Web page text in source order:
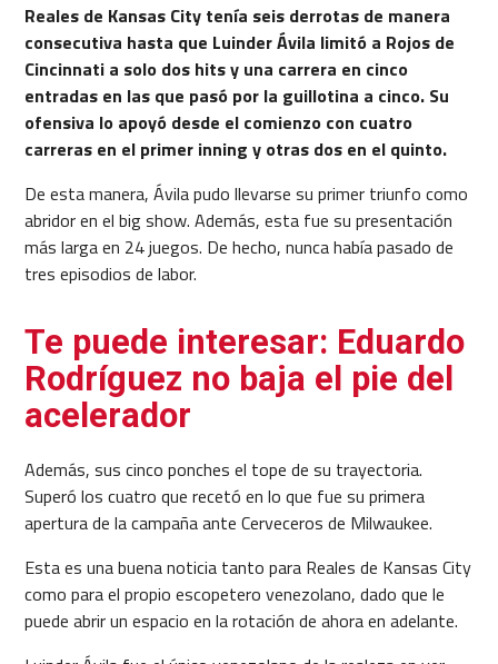
Reales de Kansas City tenía seis derrotas de manera
consecutiva hasta que Luinder Ávila limitó a Rojos de
Cincinnati a solo dos hits y una carrera en cinco
entradas en las que pasó por la guillotina a cinco. Su
ofensiva lo apoyó desde el comienzo con cuatro
carreras en el primer inning y otras dos en el quinto.
De esta manera, Ávila pudo llevarse su primer triunfo como
abridor en el big show. Además, esta fue su presentación
más larga en 24 juegos. De hecho, nunca había pasado de
tres episodios de labor.
Te puede interesar: Eduardo
Rodríguez no baja el pie del
acelerador
Además, sus cinco ponches el tope de su trayectoria.
Superó los cuatro que recetó en lo que fue su primera
apertura de la campaña ante Cerveceros de Milwaukee.
Esta es una buena noticia tanto para Reales de Kansas City
como para el propio escopetero venezolano, dado que le
puede abrir un espacio en la rotación de ahora en adelante.